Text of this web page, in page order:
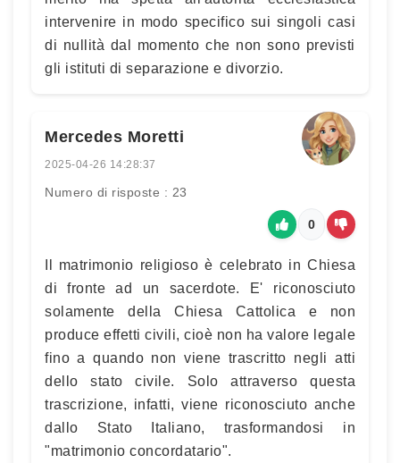
intervenire in modo specifico sui singoli casi
di nullità dal momento che non sono previsti
gli istituti di separazione e divorzio.
Mercedes Moretti
2025-04-26 14:28:37
Numero di risposte : 23
0
Il matrimonio religioso è celebrato in Chiesa
di fronte ad un sacerdote. E' riconosciuto
solamente della Chiesa Cattolica e non
produce effetti civili, cioè non ha valore legale
fino a quando non viene trascritto negli atti
dello stato civile. Solo attraverso questa
trascrizione, infatti, viene riconosciuto anche
dallo Stato Italiano, trasformandosi in
"matrimonio concordatario".